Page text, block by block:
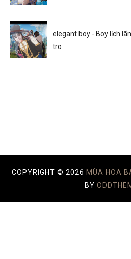
elegant boy - Boy lịch
tro
COPYRIGHT © 2026 MÙA HOA
BY